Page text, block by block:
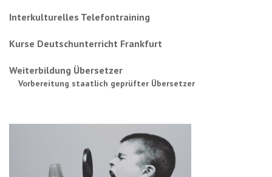
Interkulturelles Telefontraining
Kurse Deutschunterricht Frankfurt
Weiterbildung Übersetzer
Vorbereitung staatlich geprüfter Übersetzer